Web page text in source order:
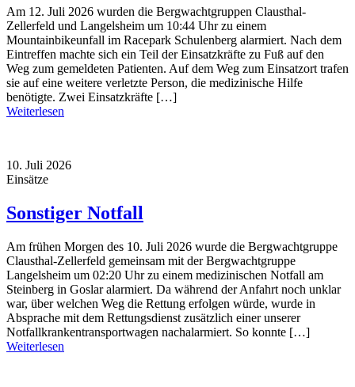
Am 12. Juli 2026 wurden die Bergwachtgruppen Clausthal-
Zellerfeld und Langelsheim um 10:44 Uhr zu einem
Mountainbikeunfall im Racepark Schulenberg alarmiert. Nach dem
Eintreffen machte sich ein Teil der Einsatzkräfte zu Fuß auf den
Weg zum gemeldeten Patienten. Auf dem Weg zum Einsatzort trafen
sie auf eine weitere verletzte Person, die medizinische Hilfe
benötigte. Zwei Einsatzkräfte […]
Weiterlesen
10. Juli 2026
Einsätze
Sonstiger Notfall
Am frühen Morgen des 10. Juli 2026 wurde die Bergwachtgruppe
Clausthal-Zellerfeld gemeinsam mit der Bergwachtgruppe
Langelsheim um 02:20 Uhr zu einem medizinischen Notfall am
Steinberg in Goslar alarmiert. Da während der Anfahrt noch unklar
war, über welchen Weg die Rettung erfolgen würde, wurde in
Absprache mit dem Rettungsdienst zusätzlich einer unserer
Notfallkrankentransportwagen nachalarmiert. So konnte […]
Weiterlesen